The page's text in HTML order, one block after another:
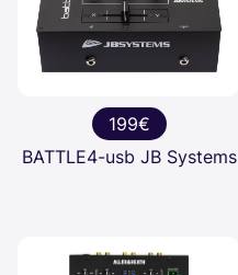
199€
BATTLE4-usb JB Systems